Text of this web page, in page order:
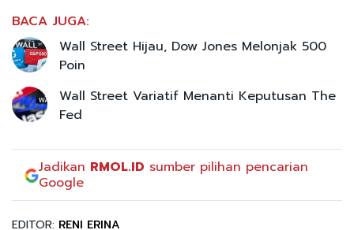
BACA JUGA:
Wall Street Hijau, Dow Jones Melonjak 500
Poin
Wall Street Variatif Menanti Keputusan The
Fed
Jadikan RMOL.ID sumber pilihan pencarian
Google
EDITOR: RENI ERINA